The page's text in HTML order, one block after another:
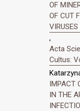
OF
OF CUT
,
Acta
Cultus:
IMPACT
IN THE